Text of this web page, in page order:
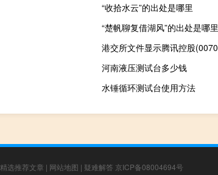
“收拾水云”的出处是哪里
“楚帆聊复借湖风”的出处是哪里
河南液压测试台多少钱
水锤循环测试台使用方法
精选推荐文章 | 网站地图 | 疑难解答 京ICP备08004694号